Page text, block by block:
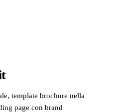
template brochure nella
page con brand